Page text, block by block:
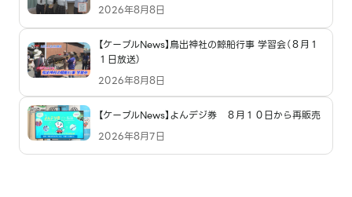
2026年8月8日
【ケーブルNews】鳥出神社の鯨船行事 学習会（８月１
１日放送）
2026年8月8日
【ケーブルNews】よんデジ券 ８月１０日から再販売
2026年8月7日